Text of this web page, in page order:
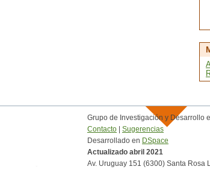
Grupo de Investigación y Desarrollo
Contacto | Sugerencias
Desarrollado en DSpace
Actualizado abril 2021
Av. Uruguay 151 (6300) Santa Rosa